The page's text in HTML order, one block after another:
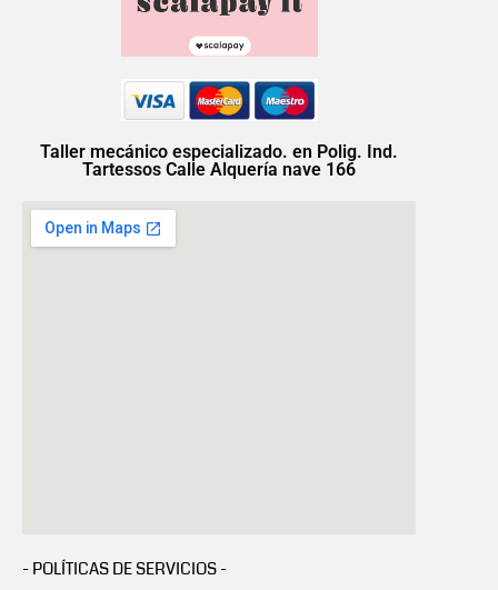
Taller mecánico especializado. en Polig. Ind.
Tartessos Calle Alquería nave 166
- POLÍTICAS DE SERVICIOS -